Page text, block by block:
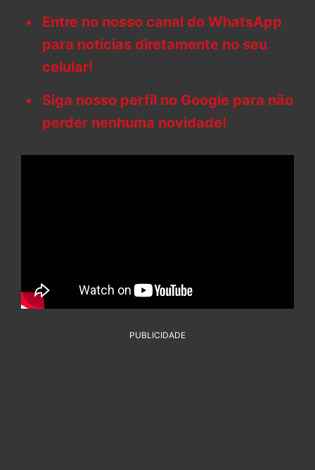
Entre no nosso canal do WhatsApp
para notícias diretamente no seu
celular!
Siga nosso perfil no Google para não
perder nenhuma novidade!
PUBLICIDADE